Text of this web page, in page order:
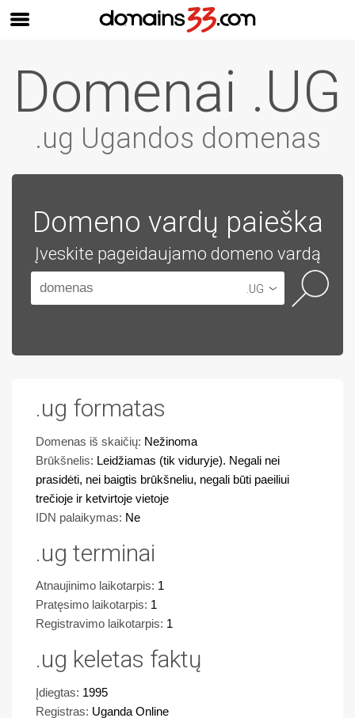
Domenai .UG
.ug Ugandos domenas
Domeno vardų paieška
Įveskite pageidaujamo domeno vardą
.UG
.ug formatas
Domenas iš skaičių: Nežinoma
Brūkšnelis: Leidžiamas (tik viduryje). Negali nei
prasidėti, nei baigtis brūkšneliu, negali būti paeiliui
trečioje ir ketvirtoje vietoje
IDN palaikymas: Ne
.ug terminai
Atnaujinimo laikotarpis: 1
Pratęsimo laikotarpis: 1
Registravimo laikotarpis: 1
.ug keletas faktų
Įdiegtas: 1995
Registras: Uganda Online